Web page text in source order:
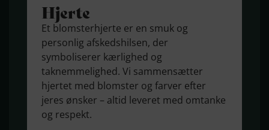
Hjerte
Et blomsterhjerte er en smuk og
personlig afskedshilsen, der
symboliserer kærlighed og
taknemmelighed. Vi sammensætter
hjertet med blomster og farver efter
jeres ønsker – altid leveret med omtanke
og respekt.